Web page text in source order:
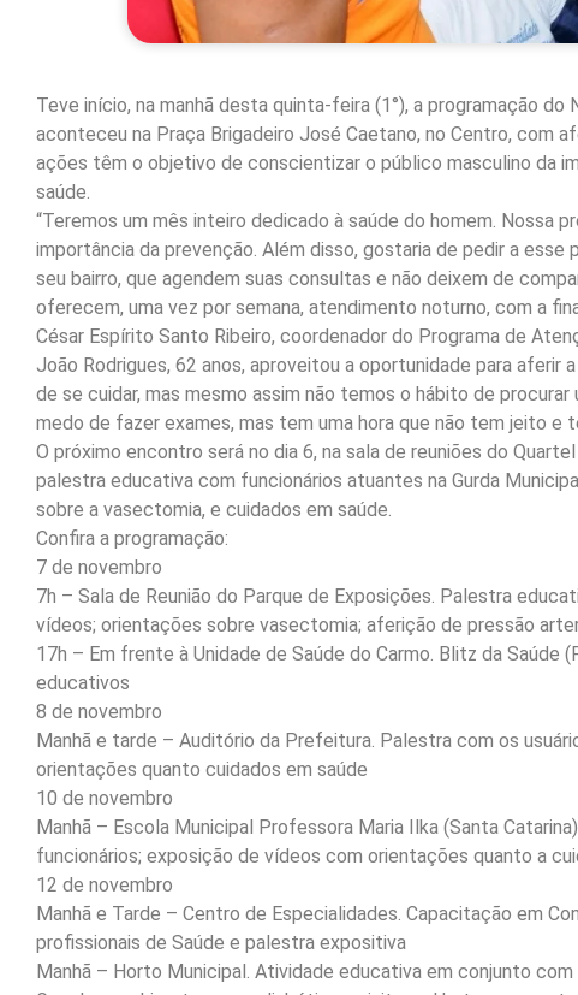
Teve início, na manhã desta quinta-feira (1°), a programação
aconteceu na Praça Brigadeiro José Caetano, no Centro, com
ações têm o objetivo de conscientizar o público masculino da
saúde.
“Teremos um mês inteiro dedicado à saúde do homem. Nossa
importância da prevenção. Além disso, gostaria de pedir a
seu bairro, que agendem suas consultas e não deixem de
oferecem, uma vez por semana, atendimento noturno, com a
César Espírito Santo Ribeiro, coordenador do Programa de
João Rodrigues, 62 anos, aproveitou a oportunidade para aferir
de se cuidar, mas mesmo assim não temos o hábito de
medo de fazer exames, mas tem uma hora que não tem jeito e
O próximo encontro será no dia 6, na sala de reuniões do
palestra educativa com funcionários atuantes na Gurda
sobre a vasectomia, e cuidados em saúde.
Confira a programação:
7 de novembro
7h – Sala de Reunião do Parque de Exposições. Palestra
vídeos; orientações sobre vasectomia; aferição de pressão
17h – Em frente à Unidade de Saúde do Carmo. Blitz da Saúde
educativos
8 de novembro
Manhã e tarde – Auditório da Prefeitura. Palestra com os
orientações quanto cuidados em saúde
10 de novembro
Manhã – Escola Municipal Professora Maria Ilka (Santa
funcionários; exposição de vídeos com orientações quanto a
12 de novembro
Manhã e Tarde – Centro de Especialidades. Capacitação em
profissionais de Saúde e palestra expositiva
Manhã – Horto Municipal. Atividade educativa em conjunto